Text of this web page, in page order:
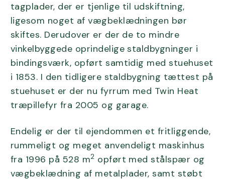
tagplader, der er tjenlige til udskiftning,
ligesom noget af vægbeklædningen bør
skiftes. Derudover er der de to mindre
vinkelbyggede oprindelige staldbygninger i
bindingsværk, opført samtidig med stuehuset
i 1853. I den tidligere staldbygning tættest på
stuehuset er der nu fyrrum med Twin Heat
træpillefyr fra 2005 og garage.
Endelig er der til ejendommen et fritliggende,
rummeligt og meget anvendeligt maskinhus
fra 1996 på 528 m2 opført med stålspær og
vægbeklædning af metalplader, samt støbt